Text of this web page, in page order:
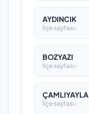
AYDINCIK
İlçe sayfası ›
BOZYAZI
İlçe sayfası ›
ÇAMLIYAYLA
İlçe sayfası ›